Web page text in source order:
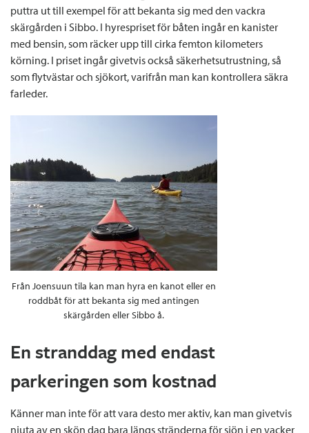
puttra ut till exempel för att bekanta sig med den vackra
skärgården i Sibbo. I hyrespriset för båten ingår en kanister
med bensin, som räcker upp till cirka femton kilometers
körning. I priset ingår givetvis också säkerhetsutrustning, så
som flytvästar och sjökort, varifrån man kan kontrollera säkra
farleder.
Från Joensuun tila kan man hyra en kanot eller en
roddbåt för att bekanta sig med antingen
skärgården eller Sibbo å.
En stranddag med endast
parkeringen som kostnad
Känner man inte för att vara desto mer aktiv, kan man givetvis
njuta av en skön dag bara längs stränderna för sjön i en vacker